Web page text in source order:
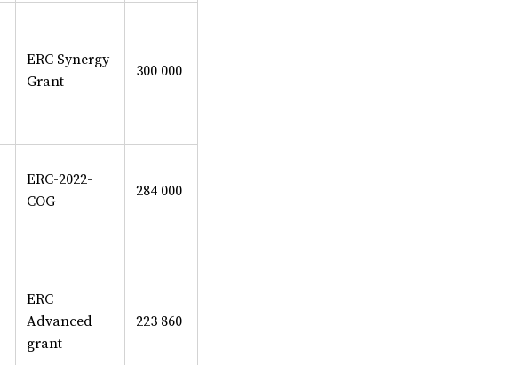
ERC Synergy
Grant
300 000
ERC-2022-
COG
284 000
ERC
Advanced
grant
223 860